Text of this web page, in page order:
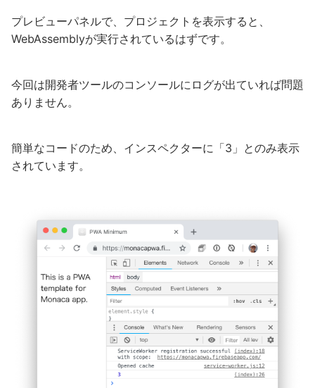
プレビューパネルで、プロジェクトを表示すると、
WebAssemblyが実行されているはずです。
今回は開発者ツールのコンソールにログが出ていれば問題
ありません。
簡単なコードのため、インスペクターに「3」とのみ表示
されています。